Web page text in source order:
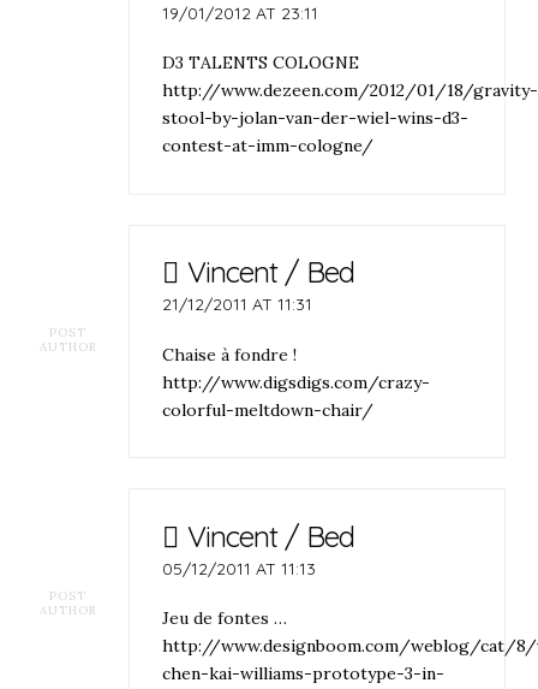
19/01/2012 AT 23:11
D3 TALENTS COLOGNE
http://www.dezeen.com/2012/01/18/gravity-
stool-by-jolan-van-der-wiel-wins-d3-
contest-at-imm-cologne/
POST
AUTHOR
Vincent / Bed
21/12/2011 AT 11:31
Chaise à fondre !
http://www.digsdigs.com/crazy-
colorful-meltdown-chair/
POST
AUTHOR
Vincent / Bed
05/12/2011 AT 11:13
Jeu de fontes …
http://www.designboom.com/weblog/cat/8/
chen-kai-williams-prototype-3-in-